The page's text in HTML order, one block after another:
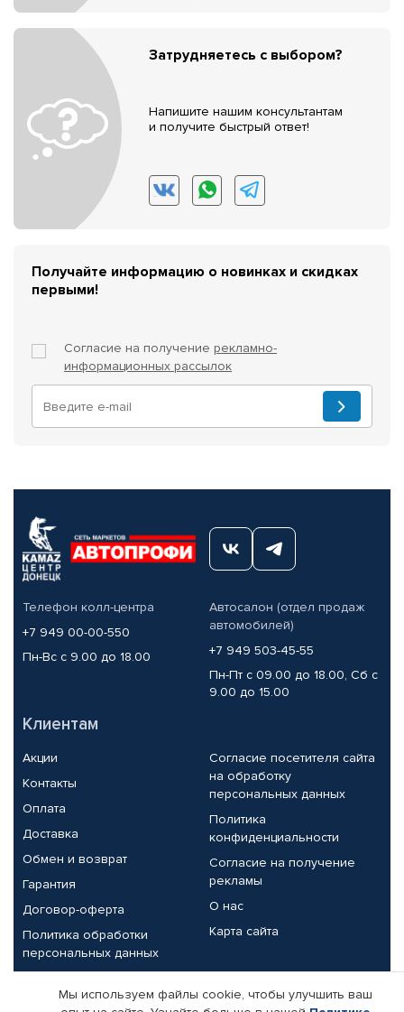
Затрудняетесь с выбором?
Напишите нашим консультантам
и получите быстрый ответ!
Получайте информацию о новинках и скидках
первыми!
Согласие на получение рекламно-
информационных рассылок
Телефон колл-центра
+7 949 00-00-550
Пн-Вс с 9.00 до 18.00
Автосалон (отдел продаж
автомобилей)
+7 949 503-45-55
Пн-Пт с 09.00 до 18.00, Сб с
9.00 до 15.00
Клиентам
Акции
Контакты
Оплата
Доставка
Обмен и возврат
Гарантия
Договор-оферта
Политика обработки
персональных данных
Согласие посетителя сайта
на обработку
персональных данных
Политика
конфиденциальности
Согласие на получение
рекламы
О нас
Карта сайта
Партнерам
Мы используем файлы cookie, чтобы улучшить ваш